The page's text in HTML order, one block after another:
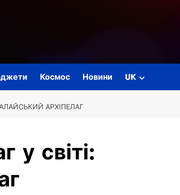
Космос Новини UK
АРХІПЕЛАГ
у світі: